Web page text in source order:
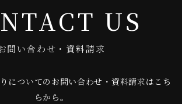
US
問い合わせ・資料請求
についてのお問い合わせ・資料請求はこち
らから。